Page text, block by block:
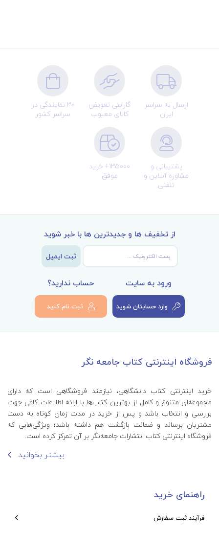
ارسال به سراسر
ایران
گارانتی تعویض
کالای معیوب
30 نمایندگی در
سراسر کشور
پشتیبانی و
مشاوره آنلاین و
تلفنی
135000+ خرید
موفق
از تخفیف ها و جدیدترین ها با خبر شوید
ثبت ایمیل
ورود به سایت
وارد حسابتان شوید
حساب ندارید؟
ثبت نام کنید
فروشگاه اینترنتی کتاب جامعه نگر
خرید اینترنتی کتاب‌ دانشگاهی، نیازمند فروشگاهی است که دارای
مجموعه‌ای متنوع و کامل از بهترین کتاب‌ها با ارائه اطلاعات کافی جهت
بررسی و انتخاب باشد و پس از خرید در مدت زمان کوتاه به دست
مشتریان برساند و ضمانت بازگشت هم داشته باشد؛ ویژگی‌هایی که
فروشگاه اینترنتی کتاب انتشارات جامعه‌نگر بر آن تمرکز کرده است.
بیشتر بخوانید
راهنمای خرید
فرآیند ثبت سفارش